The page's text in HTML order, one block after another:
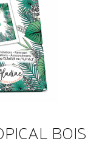
BOIS